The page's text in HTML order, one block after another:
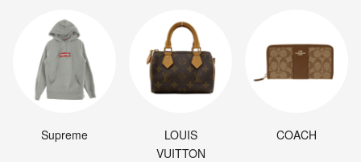
Supreme
LOUIS
VUITTON
COACH